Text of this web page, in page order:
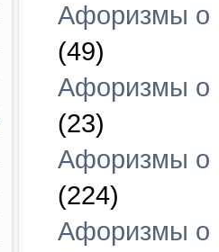
Афоризмы о
(49)
Афоризмы о
(23)
Афоризмы о
(224)
Афоризмы о